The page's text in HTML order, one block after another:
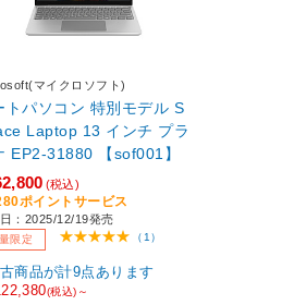
マイクロソフト)
トパソコン 特別モデル S
Laptop 13 インチ プラ
EP2-31880 【sof001】
(税込)
ポイントサービス
：2025/12/19発売
限定 （1）
商品が計9点あります
(税込)～